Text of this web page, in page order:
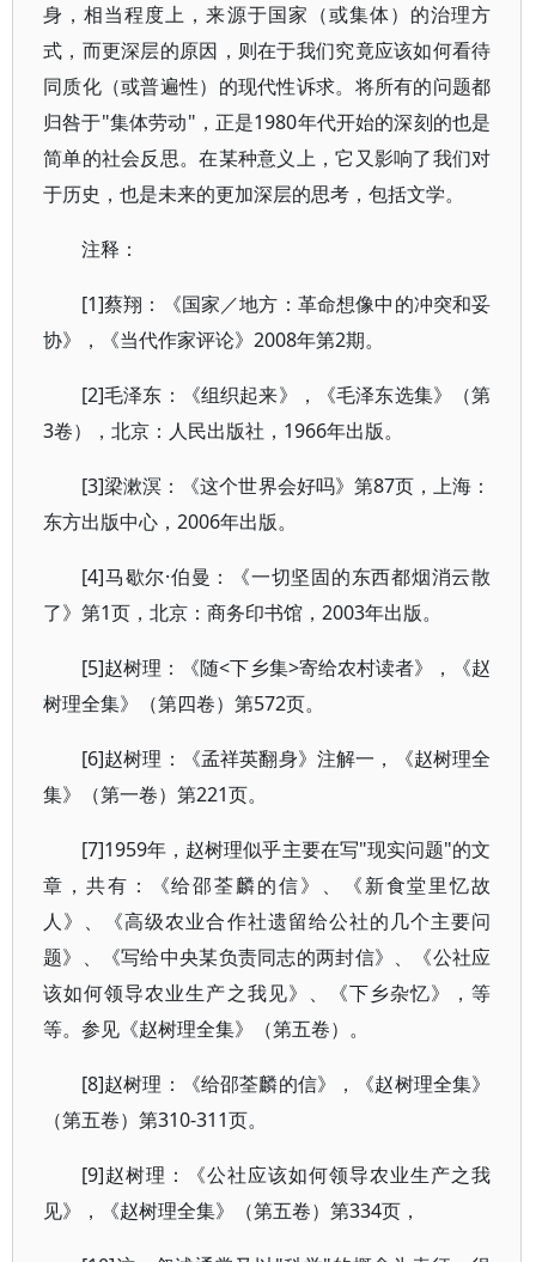
身，相当程度上，来源于国家（或集体）的治理方
式，而更深层的原因，则在于我们究竟应该如何看待
同质化（或普遍性）的现代性诉求。将所有的问题都
归咎于"集体劳动"，正是1980年代开始的深刻的也是
简单的社会反思。在某种意义上，它又影响了我们对
于历史，也是未来的更加深层的思考，包括文学。
注释：
[1]蔡翔：《国家／地方：革命想像中的冲突和妥
协》，《当代作家评论》2008年第2期。
[2]毛泽东：《组织起来》，《毛泽东选集》（第
3卷），北京：人民出版社，1966年出版。
[3]梁漱溟：《这个世界会好吗》第87页，上海：
东方出版中心，2006年出版。
[4]马歇尔·伯曼：《一切坚固的东西都烟消云散
了》第1页，北京：商务印书馆，2003年出版。
[5]赵树理：《随<下乡集>寄给农村读者》，《赵
树理全集》（第四卷）第572页。
[6]赵树理：《孟祥英翻身》注解一，《赵树理全
集》（第一卷）第221页。
[7]1959年，赵树理似乎主要在写"现实问题"的文
章，共有：《给邵荃麟的信》、《新食堂里忆故
人》、《高级农业合作社遗留给公社的几个主要问
题》、《写给中央某负责同志的两封信》、《公社应
该如何领导农业生产之我见》、《下乡杂忆》，等
等。参见《赵树理全集》（第五卷）。
[8]赵树理：《给邵荃麟的信》，《赵树理全集》
（第五卷）第310-311页。
[9]赵树理：《公社应该如何领导农业生产之我
见》，《赵树理全集》（第五卷）第334页，